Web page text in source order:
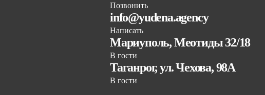
Позвонить
info@yudena.agency
Написать
Мариуполь, Меотиды 32/18
В гости
Таганрог, ул. Чехова, 98А
В гости